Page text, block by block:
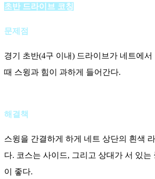
초반 드라이브 코칭
문제점
경기 초반(4구 이내) 드라이브가 네트에
때 스윙과 힘이 과하게 들어간다.
해결책
스윙을 간결하게 하게 네트 상단의 흰색
다. 코스는 사이드, 그리고 상대가 서 있는
이 좋다.